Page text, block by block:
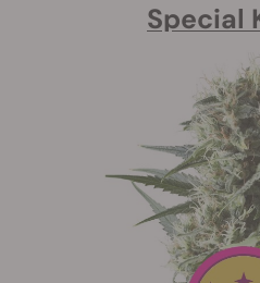
Special